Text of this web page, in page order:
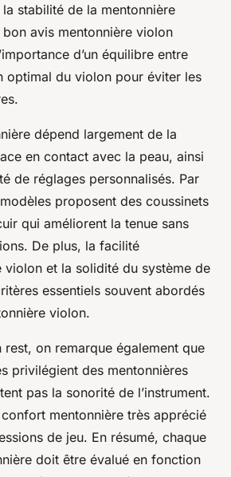
stabilité de la mentonnière
avis mentonnière violon
d’un équilibre entre
optimal du violon pour éviter les
dépend largement de la
en contact avec la peau, ainsi
de réglages personnalisés. Par
proposent des coussinets
qui améliorent la tenue sans
De plus, la facilité
violon et la solidité du système de
essentiels souvent abordés
violon.
rest, on remarque également que
privilégient des mentonnières
pas la sonorité de l’instrument.
mentonnière très apprécié
de jeu. En résumé, chaque
doit être évalué en fonction